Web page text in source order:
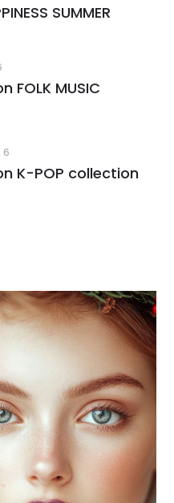
SUMMER
FOLK MUSIC
K-POP collection